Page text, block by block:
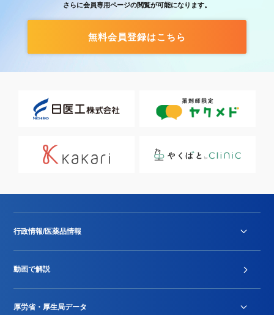
さらに会員専用ページの閲覧が可能になります。
無料会員登録はこちら
行政情報/医薬品情報
Stu-GEレポート
動画で解説
厚労省・厚生局データ